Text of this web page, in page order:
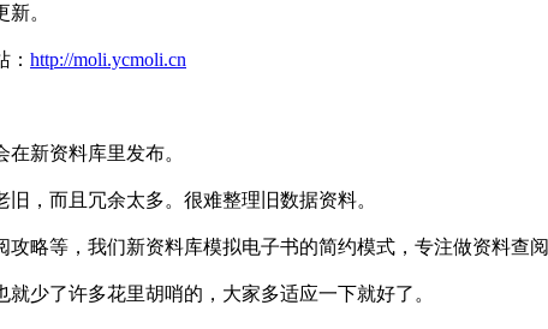
。
： http://moli.ycmoli.cn
新资料库里发布。
旧，而且冗余太多。很难整理旧数据资料。
攻略等，我们新资料库模拟电子书的简约模式，专注做资料查阅
就少了许多花里胡哨的，大家多适应一下就好了。